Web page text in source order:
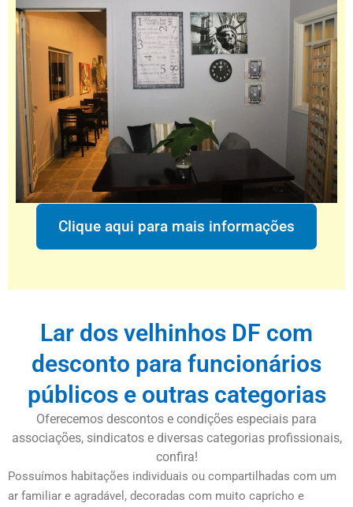
Clique aqui para mais informações
Lar dos velhinhos DF com
desconto para funcionários
públicos e outras categorias
Oferecemos descontos e condições especiais para
associações, sindicatos e diversas categorias profissionais,
confira!
Possuímos habitações individuais ou compartilhadas com um
ar familiar e agradável, decoradas com muito capricho e